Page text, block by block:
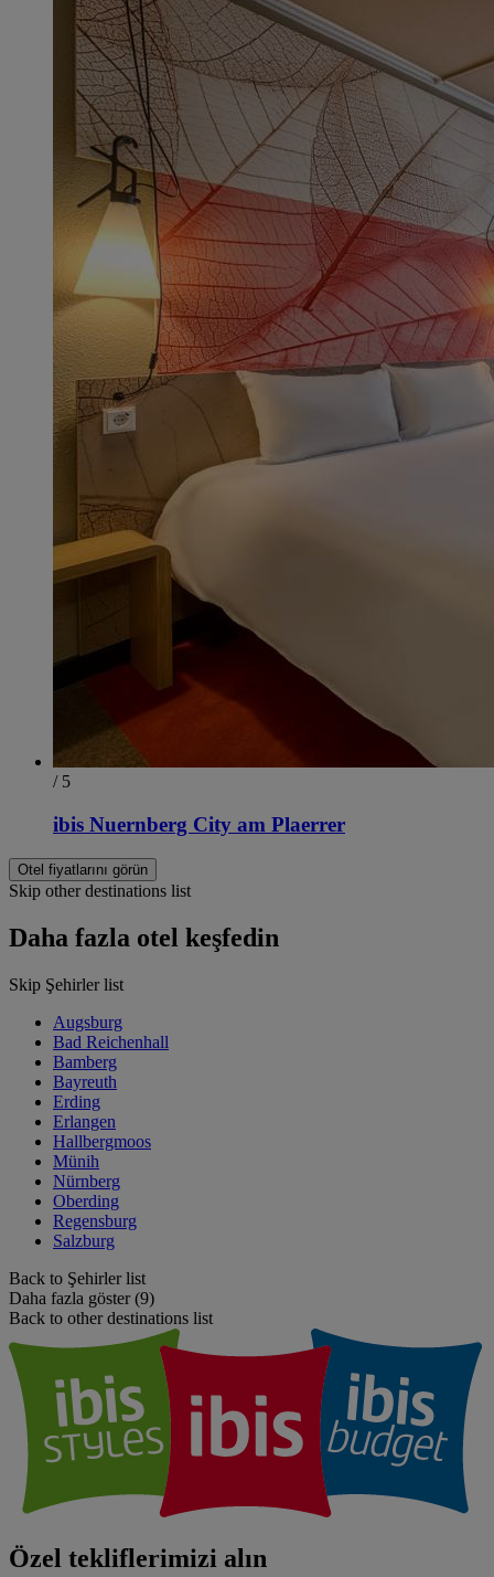
/ 5
ibis Nuernberg City am Plaerrer
Otel fiyatlarını görün
Skip other destinations list
Daha fazla otel keşfedin
Skip Şehirler list
Augsburg
Bad Reichenhall
Bamberg
Bayreuth
Erding
Erlangen
Hallbergmoos
Münih
Nürnberg
Oberding
Regensburg
Salzburg
Back to Şehirler list
Daha fazla göster (9)
Back to other destinations list
Özel tekliflerimizi alın